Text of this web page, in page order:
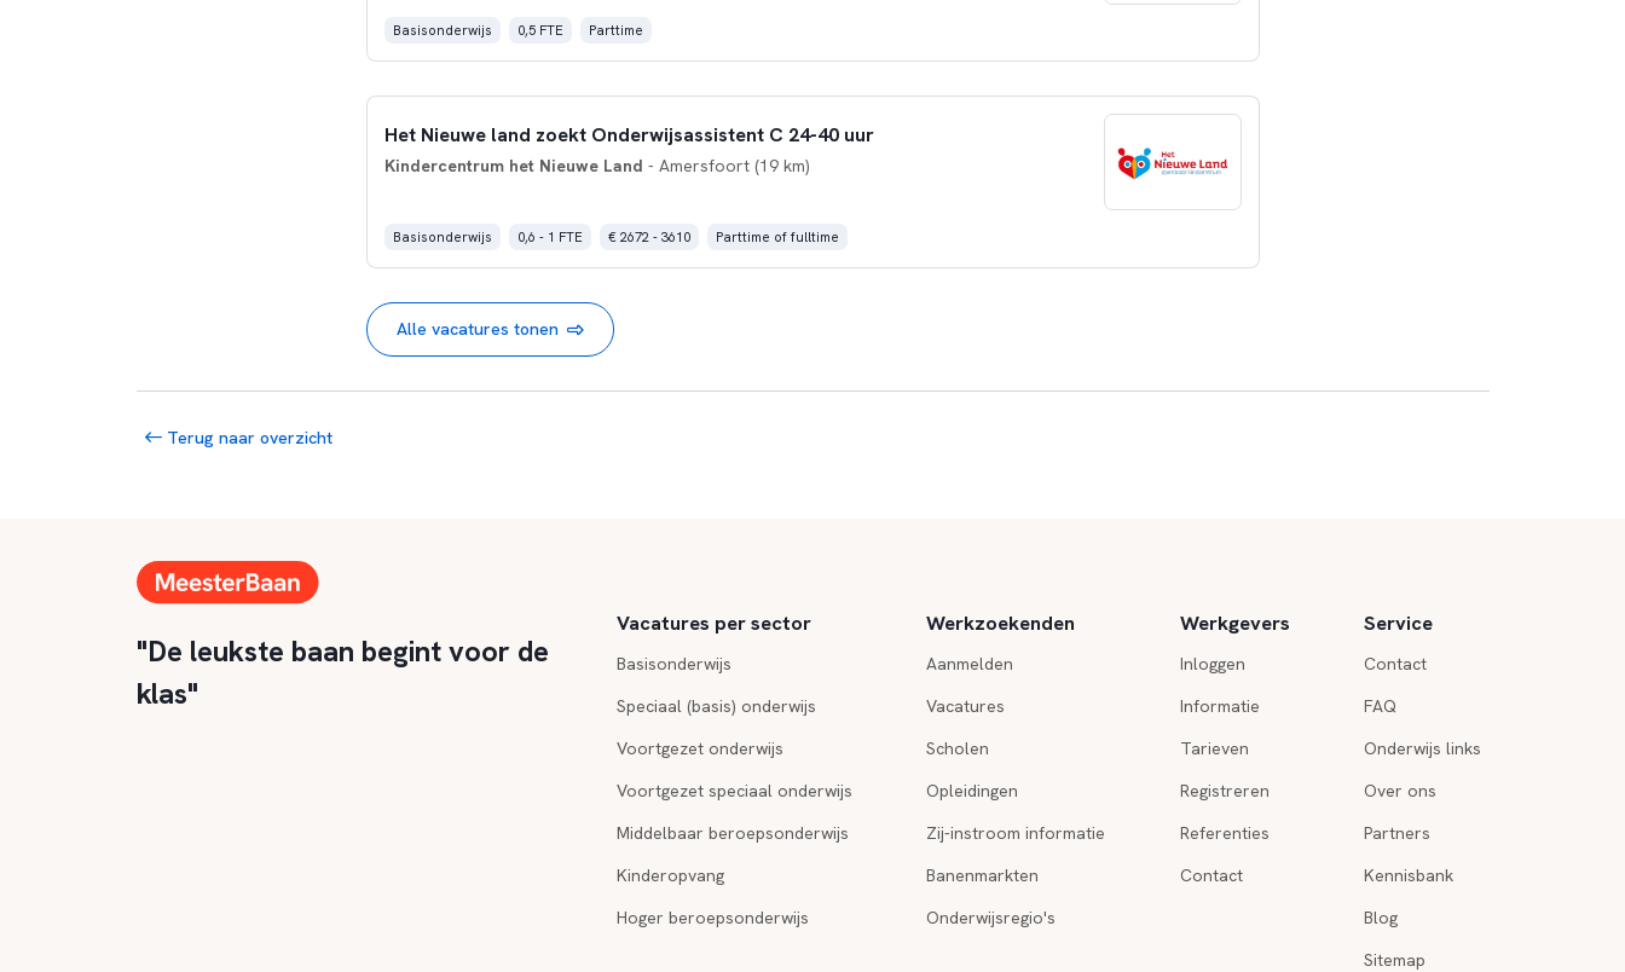
Basisonderwijs 0,5 FTE Parttime
Het Nieuwe land zoekt Onderwijsassistent C 24-40 uur
Kindercentrum het Nieuwe Land - Amersfoort (19 km)
Basisonderwijs 0,6 - 1 FTE € 2672 - 3610 Parttime of fulltime
Alle vacatures tonen
Terug naar overzicht
"De leukste baan begint voor de
klas"
Vacatures per sector
Basisonderwijs
Speciaal (basis) onderwijs
Voortgezet onderwijs
Voortgezet speciaal onderwijs
Middelbaar beroepsonderwijs
Kinderopvang
Hoger beroepsonderwijs
Werkzoekenden
Aanmelden
Vacatures
Scholen
Opleidingen
Zij-instroom informatie
Banenmarkten
Onderwijsregio's
Werkgevers
Inloggen
Informatie
Tarieven
Registreren
Referenties
Contact
Service
Contact
FAQ
Onderwijs links
Over ons
Partners
Kennisbank
Blog
Sitemap